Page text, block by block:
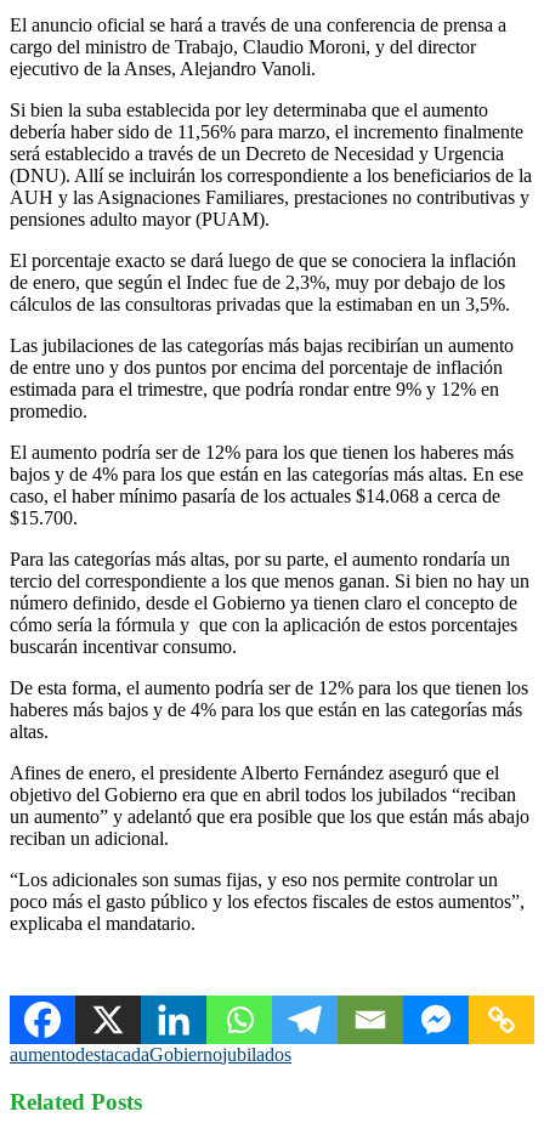
El anuncio oficial se hará a través de una conferencia de prensa a
cargo del ministro de Trabajo, Claudio Moroni, y del director
ejecutivo de la Anses, Alejandro Vanoli.
Si bien la suba establecida por ley determinaba que el aumento
debería haber sido de 11,56% para marzo, el incremento finalmente
será establecido a través de un Decreto de Necesidad y Urgencia
(DNU). Allí se incluirán los correspondiente a los beneficiarios de la
AUH y las Asignaciones Familiares, prestaciones no contributivas y
pensiones adulto mayor (PUAM).
El porcentaje exacto se dará luego de que se conociera la inflación
de enero, que según el Indec fue de 2,3%, muy por debajo de los
cálculos de las consultoras privadas que la estimaban en un 3,5%.
Las jubilaciones de las categorías más bajas recibirían un aumento
de entre uno y dos puntos por encima del porcentaje de inflación
estimada para el trimestre, que podría rondar entre 9% y 12% en
promedio.
El aumento podría ser de 12% para los que tienen los haberes más
bajos y de 4% para los que están en las categorías más altas. En ese
caso, el haber mínimo pasaría de los actuales $14.068 a cerca de
$15.700.
Para las categorías más altas, por su parte, el aumento rondaría un
tercio del correspondiente a los que menos ganan. Si bien no hay un
número definido, desde el Gobierno ya tienen claro el concepto de
cómo sería la fórmula y que con la aplicación de estos porcentajes
buscarán incentivar consumo.
De esta forma, el aumento podría ser de 12% para los que tienen los
haberes más bajos y de 4% para los que están en las categorías más
altas.
Afines de enero, el presidente Alberto Fernández aseguró que el
objetivo del Gobierno era que en abril todos los jubilados “reciban
un aumento” y adelantó que era posible que los que están más abajo
reciban un adicional.
“Los adicionales son sumas fijas, y eso nos permite controlar un
poco más el gasto público y los efectos fiscales de estos aumentos”,
explicaba el mandatario.
aumentodestacadaGobiernojubilados
Related Posts